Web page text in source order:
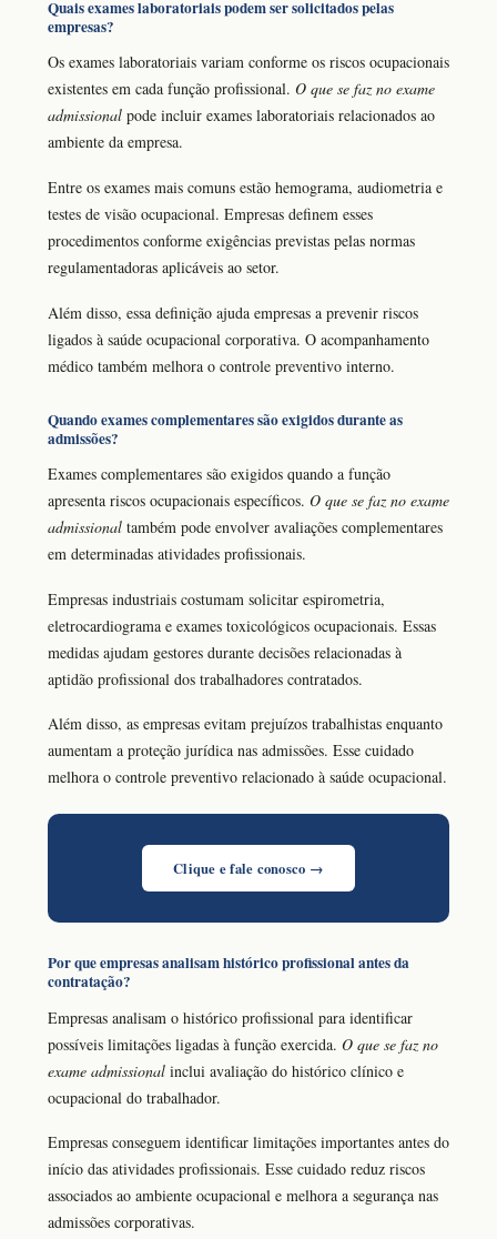
Quais exames laboratoriais podem ser solicitados pelas
empresas?
Os exames laboratoriais variam conforme os riscos ocupacionais
existentes em cada função profissional. O que se faz no exame
admissional pode incluir exames laboratoriais relacionados ao
ambiente da empresa.
Entre os exames mais comuns estão hemograma, audiometria e
testes de visão ocupacional. Empresas definem esses
procedimentos conforme exigências previstas pelas normas
regulamentadoras aplicáveis ao setor.
Além disso, essa definição ajuda empresas a prevenir riscos
ligados à saúde ocupacional corporativa. O acompanhamento
médico também melhora o controle preventivo interno.
Quando exames complementares são exigidos durante as
admissões?
Exames complementares são exigidos quando a função
apresenta riscos ocupacionais específicos. O que se faz no exame
admissional também pode envolver avaliações complementares
em determinadas atividades profissionais.
Empresas industriais costumam solicitar espirometria,
eletrocardiograma e exames toxicológicos ocupacionais. Essas
medidas ajudam gestores durante decisões relacionadas à
aptidão profissional dos trabalhadores contratados.
Além disso, as empresas evitam prejuízos trabalhistas enquanto
aumentam a proteção jurídica nas admissões. Esse cuidado
melhora o controle preventivo relacionado à saúde ocupacional.
Clique e fale conosco →
Por que empresas analisam histórico profissional antes da
contratação?
Empresas analisam o histórico profissional para identificar
possíveis limitações ligadas à função exercida. O que se faz no
exame admissional inclui avaliação do histórico clínico e
ocupacional do trabalhador.
Empresas conseguem identificar limitações importantes antes do
início das atividades profissionais. Esse cuidado reduz riscos
associados ao ambiente ocupacional e melhora a segurança nas
admissões corporativas.